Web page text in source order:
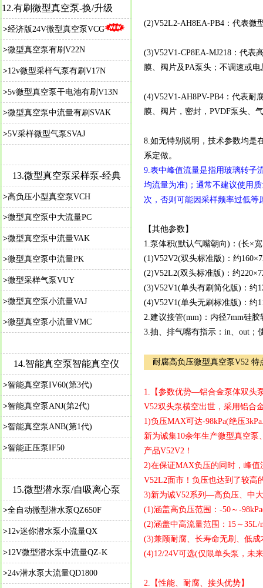
(2)V52L2-AH8EA-PB4：代表微
(3)V52V1-CP8EA-MJ218：代表
膜、阀片及PA泵头；不调速或电
(4)V52V1-AH8PV-PB4：代表耐
膜、阀片，密封，PVDF泵头、
8.如无特别说明，技术参数均是
系定做。
9.表中峰值流量是指用玻璃转子
均流量为准)；通常不建议使用
次，否则可能因采样频率过低
【其他参数】
1.泵体积(默认气嘴朝向)：(长×
(1)V52V2(双头标准版)：约
(2)V52L2(双头标准版)：约
(3)V52V1(单头有刷简化版)：约
(4)V52V1(单头无刷标准版)：约
2.建议接管(mm)：内径7mm硅
3.抽、排气嘴有指示：in、out；
耐腐高负压微型真空泵V52 特
1.【参数优势—铝合金泵体双头
V52双头泵横空出世，采用铝合
1)负压MAX可达-98kPa(绝压
新为诚集10余年生产微型真空
产品V52V2！
2)在保证MAX负压的同时，峰
V52L2面市！负压也达到了较高
3)新为诚V52系列—高负压、中
(1)涵盖高负压范围：-50～-
(2)涵盖中高流量范围：15～
(3)兼顾耐腐、长寿命无刷、低
(4)12/24V可选(仅限单头泵，未
2.【性能、耐腐、接头优势】
12.有刷微型真空泵-换/升级
>经济版24V微型真空泵VCG
>微型真空泵有刷V22N
>12v微型采样气泵有刷V17N
>5v微型真空泵干电池有刷V13N
>微型真空泵中流量有刷SVAK
>5V采样微型气泵SVAJ
13.微型真空泵采样泵-经典
>高负压小型真空泵VCH
>微型真空泵中大流量PC
>微型真空泵中流量VAK
>微型真空泵中流量PK
>微型采样气泵VUY
>微型真空泵小流量VAJ
>微型真空泵小流量VMC
14.智能真空泵智能真空仪
>智能真空泵IV60(第3代)
>智能真空泵ANJ(第2代)
>智能真空泵ANB(第1代)
>智能正压泵IF50
15.微型潜水泵/自吸离心泵
>全自动微型潜水泵QZ650F
>12v迷你潜水泵小流量QX
>12V微型潜水泵中流量QZ-K
>24v潜水泵大流量QD1800